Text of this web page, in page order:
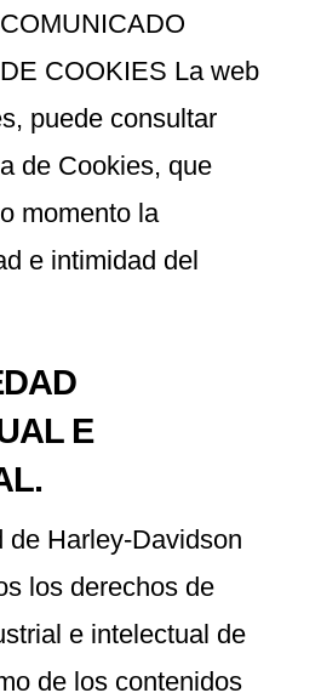
COOKIES La web
puede consultar
de Cookies, que
momento la
e intimidad del
E
de Harley-Davidson
los derechos de
e intelectual de
de los contenidos